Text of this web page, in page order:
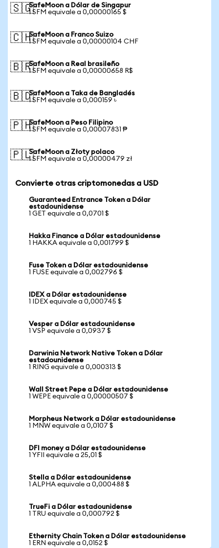
🇸🇬SafeMoon a Dólar de Singapur
1 SFM equivale a 0,00000165 $
🇨🇭SafeMoon a Franco Suizo
1 SFM equivale a 0,00000104 CHF
🇧🇷SafeMoon a Real brasileño
1 SFM equivale a 0,00000658 R$
🇧🇩SafeMoon a Taka de Bangladés
1 SFM equivale a 0,000159 ৳
🇵🇭SafeMoon a Peso Filipino
1 SFM equivale a 0,00007831 ₱
🇵🇱SafeMoon a Złoty polaco
1 SFM equivale a 0,00000479 zł
Convierte otras criptomonedas a USD
Guaranteed Entrance Token a Dólar
estadounidense
1 GET equivale a 0,0701 $
Hakka Finance a Dólar estadounidense
1 HAKKA equivale a 0,001799 $
Fuse Token a Dólar estadounidense
1 FUSE equivale a 0,002796 $
IDEX a Dólar estadounidense
1 IDEX equivale a 0,000745 $
Vesper a Dólar estadounidense
1 VSP equivale a 0,0937 $
Darwinia Network Native Token a Dólar
estadounidense
1 RING equivale a 0,000313 $
Wall Street Pepe a Dólar estadounidense
1 WEPE equivale a 0,00000507 $
Morpheus Network a Dólar estadounidense
1 MNW equivale a 0,0107 $
DFI money a Dólar estadounidense
1 YFII equivale a 25,01 $
Stella a Dólar estadounidense
1 ALPHA equivale a 0,000488 $
TrueFi a Dólar estadounidense
1 TRU equivale a 0,000792 $
Ethernity Chain Token a Dólar estadounidense
1 ERN equivale a 0,0152 $